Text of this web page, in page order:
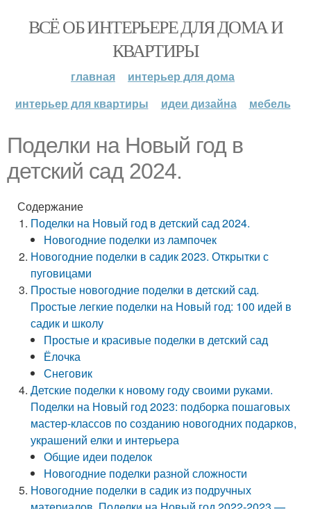
ВСЁ ОБ ИНТЕРЬЕРЕ ДЛЯ ДОМА И
КВАРТИРЫ
главная
интерьер для дома
интерьер для квартиры
идеи дизайна мебель
Поделки на Новый год в
детский сад 2024.
Содержание
Поделки на Новый год в детский сад 2024.
Новогодние поделки из лампочек
Новогодние поделки в садик 2023. Открытки с
пуговицами
Простые новогодние поделки в детский сад.
Простые легкие поделки на Новый год: 100 идей в
садик и школу
Простые и красивые поделки в детский сад
Ёлочка
Снеговик
Детские поделки к новому году своими руками.
Поделки на Новый год 2023: подборка пошаговых
мастер-классов по созданию новогодних подарков,
украшений елки и интерьера
Общие идеи поделок
Новогодние поделки разной сложности
Новогодние поделки в садик из подручных